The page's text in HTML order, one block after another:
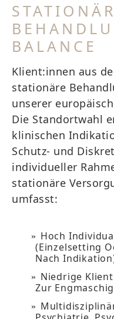
BALANCE
Klient:innen aus
stationäre
unserer
Die Standortwahl
klinischen
Schutz- und
individueller
stationäre
umfasst:
Hoch
(Einzelsetting
Nach
Niedrige
Zur